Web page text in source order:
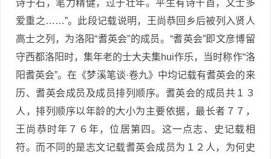
诗于石，笔力精健，过于壮年。平生有诗千首，文士多
爱重之……”。此段记载说明，王尚恭回乡后被列入贤人
高士之列，为洛阳“耆英会”的成员。“耆英会”即文彦博留
守西都洛阳时，集年老的士大夫集hui作乐，当时称作“洛
阳耆英会”。在《梦溪笔谈·卷九》中均记载有耆英会的来
历、耆英会成员及成员排列顺序。耆英会的成员共１３
人，排列顺序以年龄的大小为主要依据，最长者７７，
王尚恭时年７６年，位居第四。这一点志、史记载相
符。而不同的是志文记载耆英会成员为１２人，为何史